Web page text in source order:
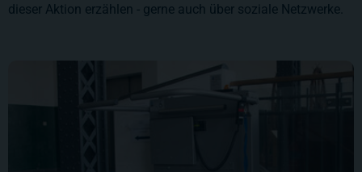
dieser Aktion erzählen - gerne auch über soziale Netzwerke.